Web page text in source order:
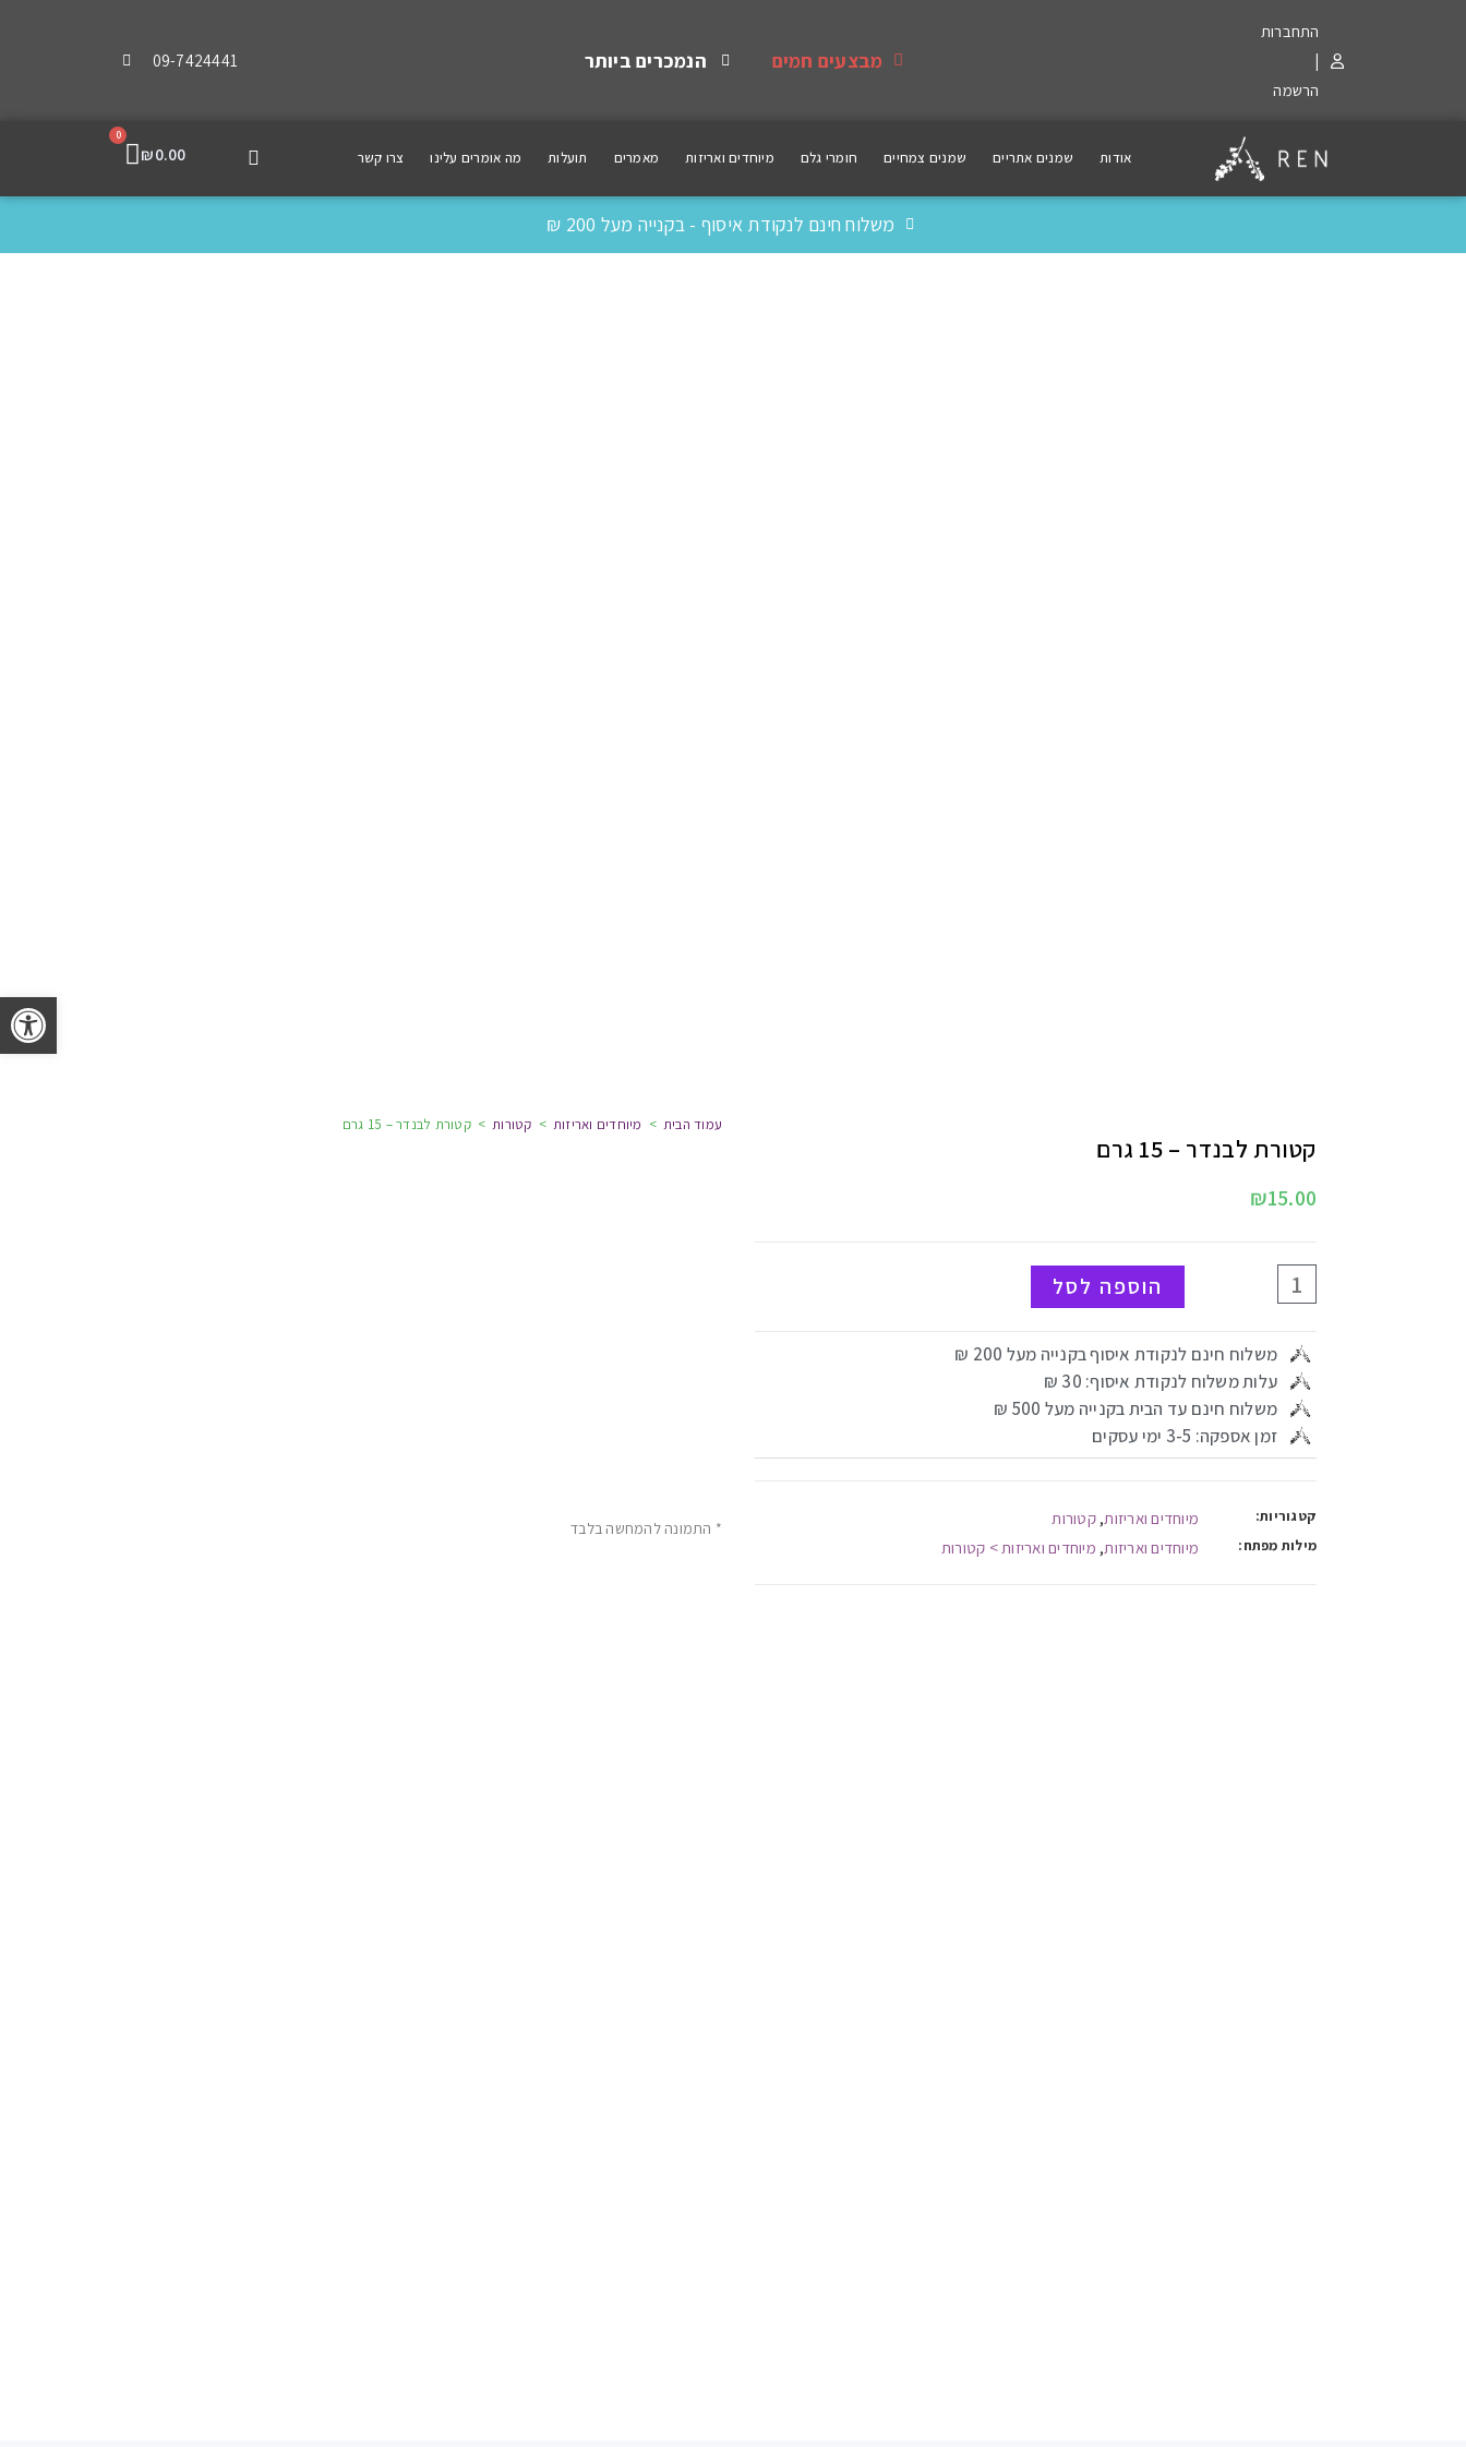
התחברות
|
הרשמה
מבצעים חמים הנמכרים ביותר 09-7424441
אודות שמנים אתריים שמנים צמחיים חומרי גלם מיוחדים ואריזות מאמרים תועלות מה אומרים עלינו צרו קשר ₪0.00
0
משלוח חינם לנקודת איסוף - בקנייה מעל 200 ₪
קטורת לבנדר – 15 גרם
עמוד הבית > מיוחדים ואריזות > קטורות > קטורת לבנדר – 15 גרם
₪15.00
הוספה לסל
משלוח חינם לנקודת איסוף בקנייה מעל 200 ₪
עלות משלוח לנקודת איסוף: 30 ₪
משלוח חינם עד הבית בקנייה מעל 500 ₪
זמן אספקה: 3-5 ימי עסקים
קטגוריות: מיוחדים ואריזות,קטורות
מילות מפתח: מיוחדים ואריזות, מיוחדים ואריזות > קטורות
* התמונה להמחשה בלבד